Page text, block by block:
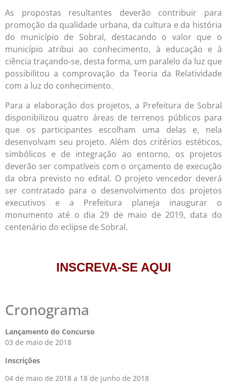
As propostas resultantes deverão contribuir para
promoção da qualidade urbana, da cultura e da história
do município de Sobral, destacando o valor que o
município atribui ao conhecimento, à educação e à
ciência traçando-se, desta forma, um paralelo da luz que
possibilitou a comprovação da Teoria da Relatividade
com a luz do conhecimento.
Para a elaboração dos projetos, a Prefeitura de Sobral
disponibilizou quatro áreas de terrenos públicos para
que os participantes escolham uma delas e, nela
desenvolvam seu projeto. Além dos critérios estéticos,
simbólicos e de integração ao entorno, os projetos
deverão ser compatíveis com o orçamento de execução
da obra previsto no edital. O projeto vencedor deverá
ser contratado para o desenvolvimento dos projetos
executivos e a Prefeitura planeja inaugurar o
monumento até o dia 29 de maio de 2019, data do
centenário do eclipse de Sobral.
INSCREVA-SE AQUI
Cronograma
Lançamento do Concurso
03 de maio de 2018
Inscrições
04 de maio de 2018 a 18 de junho de 2018